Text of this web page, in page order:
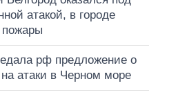
атакой, в городе
рф предложение о
атаки в Черном море